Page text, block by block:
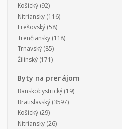
Košický (92)
Nitriansky (116)
Prešovský (58)
Trenčiansky (118)
Trnavský (85)
Žilinský (171)
Byty na prenájom
Banskobystrický (19)
Bratislavský (3597)
Košický (29)
Nitriansky (26)